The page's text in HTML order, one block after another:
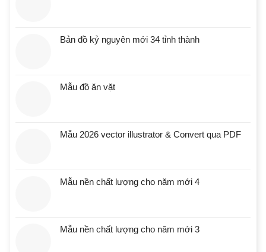
Bản đồ kỷ nguyên mới 34 tỉnh thành
Mẫu đồ ăn vặt
Mẫu 2026 vector illustrator & Convert qua PDF
Mẫu nền chất lượng cho năm mới 4
Mẫu nền chất lượng cho năm mới 3